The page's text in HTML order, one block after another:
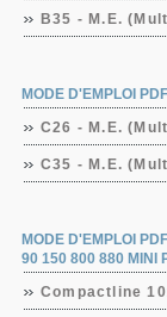
B35 - M.E.
MODE D'EMPLOI
C26 - M.E.
C35 - M.E.
MODE D'EMPLOI
90 150 800 880 MINI
Compactline